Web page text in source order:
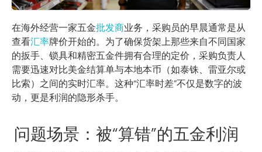
在海外经营一家五金批发商业务，采购员的早晨通常是从
查看汇率牌价开始的。为了确保货架上那些来自不同国家
的扳手、锁具和精密五金件拥有合理的定价，采购负责人
需要迅速对比美金结算单与本地本币（如泰铢、雷亚尔或
比索）之间的实时汇率。这种“汇率时差”不仅是数字的波
动，更是利润的隐形杀手。
问题场景：被“算错”的五金利润